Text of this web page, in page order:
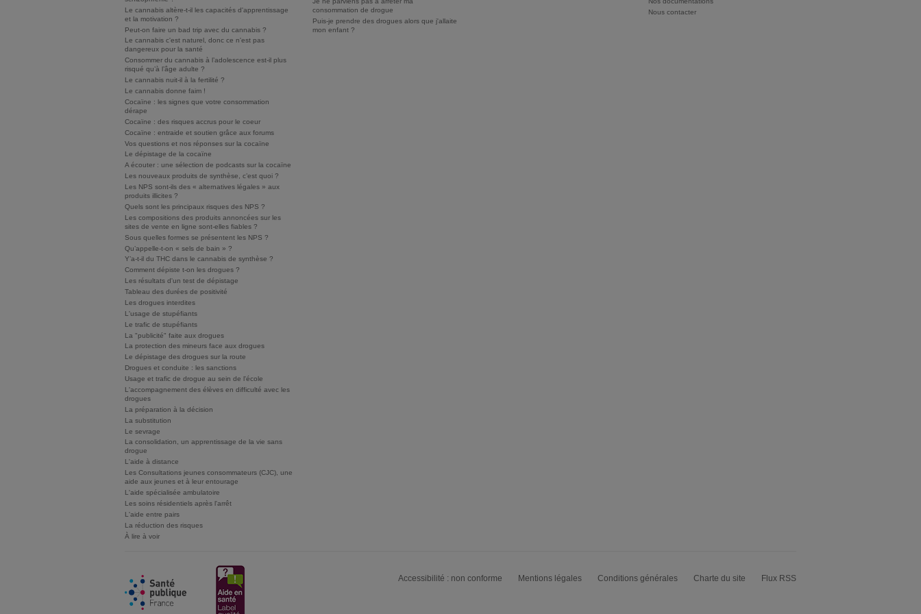
Le cannabis altère-t-il les capacités d'apprentissage
et la motivation ?
Peut-on faire un bad trip avec du cannabis ?
Le cannabis c'est naturel, donc ce n'est pas
dangereux pour la santé
Consommer du cannabis à l’adolescence est-il plus
risqué qu’à l’âge adulte ?
Le cannabis nuit-il à la fertilité ?
Le cannabis donne faim !
Cocaïne : les signes que votre consommation
dérape
Cocaïne : des risques accrus pour le coeur
Cocaïne : entraide et soutien grâce aux forums
Vos questions et nos réponses sur la cocaïne
Le dépistage de la cocaïne
A écouter : une sélection de podcasts sur la cocaïne
Les nouveaux produits de synthèse, c’est quoi ?
Les NPS sont-ils des « alternatives légales » aux
produits illicites ?
Quels sont les principaux risques des NPS ?
Les compositions des produits annoncées sur les
sites de vente en ligne sont-elles fiables ?
Sous quelles formes se présentent les NPS ?
Qu’appelle-t-on « sels de bain » ?
Y’a-t-il du THC dans le cannabis de synthèse ?
Comment dépiste t-on les drogues ?
Les résultats d'un test de dépistage
Tableau des durées de positivité
Les drogues interdites
L'usage de stupéfiants
Le trafic de stupéfiants
La "publicité" faite aux drogues
La protection des mineurs face aux drogues
Le dépistage des drogues sur la route
Drogues et conduite : les sanctions
Usage et trafic de drogue au sein de l'école
L'accompagnement des élèves en difficulté avec les
drogues
La préparation à la décision
La substitution
Le sevrage
La consolidation, un apprentissage de la vie sans
drogue
L'aide à distance
Les Consultations jeunes consommateurs (CJC), une
aide aux jeunes et à leur entourage
L'aide spécialisée ambulatoire
Les soins résidentiels après l'arrêt
L'aide entre pairs
La réduction des risques
À lire à voir
consommation de drogue
Puis-je prendre des drogues alors que j'allaite
mon enfant ?
Nous contacter
Accessibilité : non conforme Mentions légales Conditions générales Charte du site Flux RSS